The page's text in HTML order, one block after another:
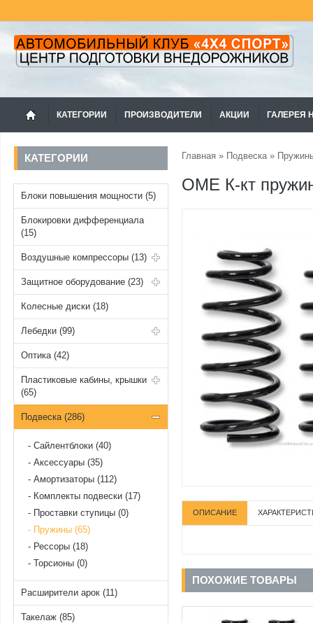
КАТЕГОРИИ ПРОИЗВОДИТЕЛИ АКЦИИ ГАЛЕРЕЯ
КАТЕГОРИИ
Блоки повышения мощности (5)
Блокировки дифференциала
(15)
Воздушные компрессоры (13)
Защитное оборудование (23)
Колесные диски (18)
Лебедки (99)
Оптика (42)
Пластиковые кабины, крышки
(65)
Подвеска (286)
Cайлентблоки (40)
Аксессуары (35)
Амортизаторы (112)
Комплекты подвески (17)
Проставки ступицы (0)
Пружины (65)
Рессоры (18)
Торсионы (0)
Расширители арок (11)
Такелаж (85)
Главная » Подвеска»
OME К-кт
ОПИСАНИЕ
ПОХОЖИЕ ТОВАРЫ